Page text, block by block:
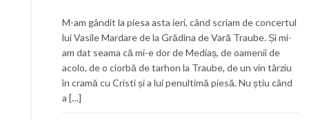
M-am gândit la piesa asta ieri, când scriam de concertul
lui Vasile Mardare de la Grădina de Vară Traube. Și mi-
am dat seama că mi-e dor de Mediaș, de oamenii de
acolo, de o ciorbă de tarhon la Traube, de un vin târziu
în cramă cu Cristi și a lui penultimă piesă. Nu știu când
a […]